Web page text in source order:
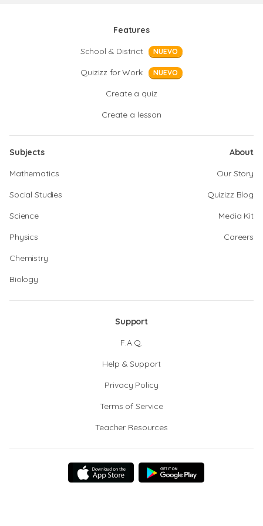
Features
School & District
NUEVO
Quizizz for Work NUEVO
Create a quiz
Create a lesson
Subjects
Mathematics
Social Studies
Science
Physics
Chemistry
Biology
About
Our Story
Quizizz Blog
Media Kit
Careers
Support
F.A.Q.
Help & Support
Privacy Policy
Terms of Service
Teacher Resources